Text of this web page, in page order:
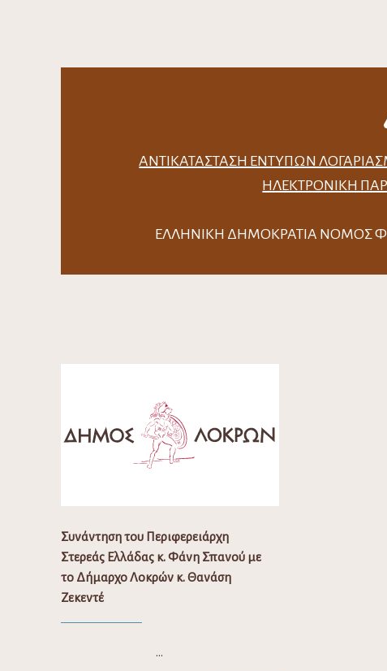
ΑΝΤΙΚΑΤΆΣΤΑΣΗ ΈΝΤΥΠΩΝ
ΗΛΕΚΤΡΟΝΙΚΉ
ΕΛΛΗΝΙΚΗ ΔΗΜΟΚΡΑΤΙΑ
Συνάντηση του Περιφερειάρχη
Στερεάς Ελλάδας κ. Φάνη Σπανού με
το Δήμαρχο Λοκρών κ. Θανάση
Ζεκεντέ
…